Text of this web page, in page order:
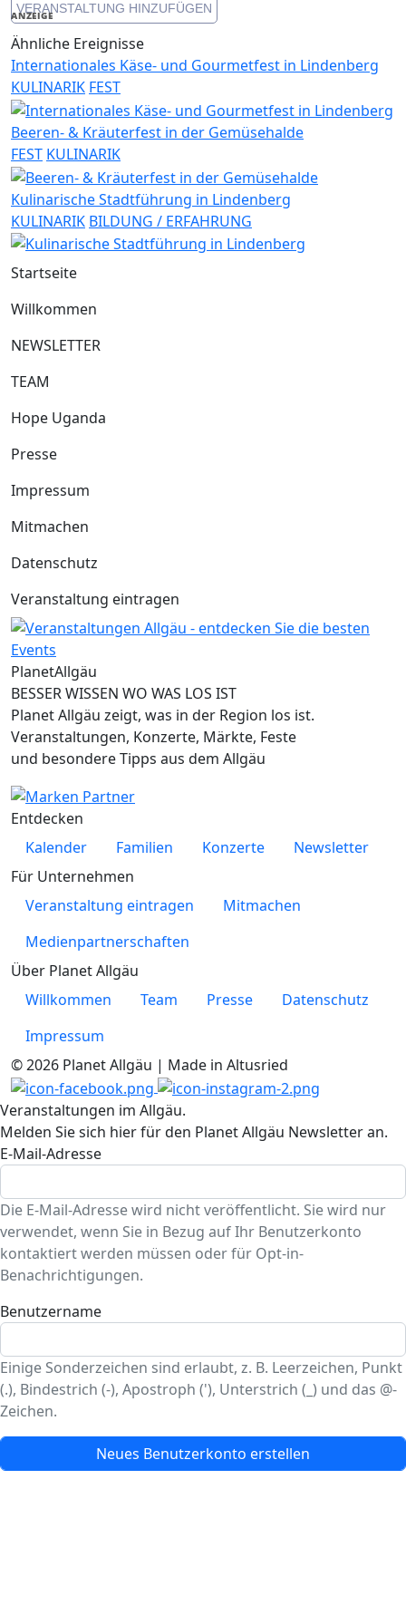
Link
VERANSTALTUNG HINZUFÜGEN
ANZEIGE
Ähnliche Ereignisse
Internationales Käse- und Gourmetfest in Lindenberg
KULINARIK FEST
Beeren- & Kräuterfest in der Gemüsehalde
FEST KULINARIK
Kulinarische Stadtführung in Lindenberg
KULINARIK BILDUNG / ERFAHRUNG
Startseite
Willkommen
NEWSLETTER
TEAM
Hope Uganda
Presse
Impressum
Mitmachen
Datenschutz
Veranstaltung eintragen
PlanetAllgäu
BESSER WISSEN WO WAS LOS IST
Planet Allgäu zeigt, was in der Region los ist.
Veranstaltungen, Konzerte, Märkte, Feste
und besondere Tipps aus dem Allgäu
Entdecken
Kalender
Familien Konzerte
Newsletter
Für Unternehmen
Veranstaltung eintragen
Mitmachen
Medienpartnerschaften
Über Planet Allgäu
Willkommen
Team Presse
Datenschutz
Impressum
© 2026 Planet Allgäu | Made in Altusried
Veranstaltungen im Allgäu.
Melden Sie sich hier für den Planet Allgäu Newsletter an.
E-Mail-Adresse
Die E-Mail-Adresse wird nicht veröffentlicht. Sie wird nur
verwendet, wenn Sie in Bezug auf Ihr Benutzerkonto
kontaktiert werden müssen oder für Opt-in-
Benachrichtigungen.
Benutzername
Einige Sonderzeichen sind erlaubt, z. B. Leerzeichen, Punkt
(.), Bindestrich (-), Apostroph ('), Unterstrich (_) und das @-
Zeichen.